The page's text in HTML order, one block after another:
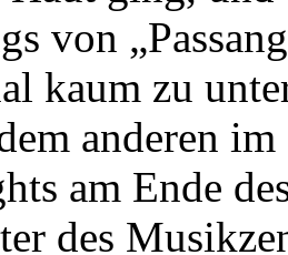
von
kaum zu
anderen
am Ende
des